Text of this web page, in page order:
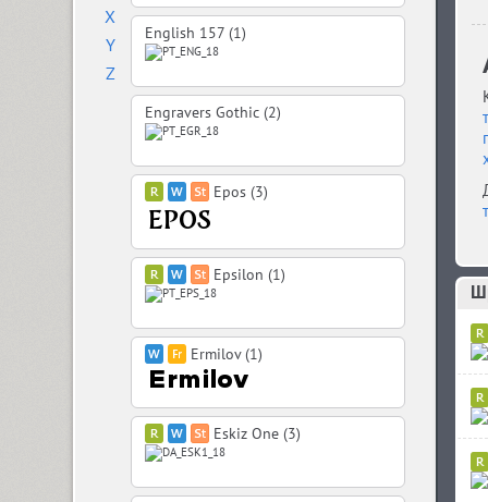
X
Y
Z
English 157 (1)
Engravers Gothic (2)
Epos (3)
Epsilon (1)
Ermilov (1)
Eskiz One (3)